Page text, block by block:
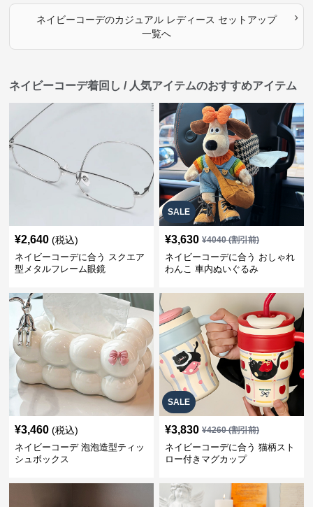
ネイビーコーデのカジュアル レディース セットアップ
一覧へ
›
ネイビーコーデ着回し / 人気アイテムのおすすめアイテム
¥2,640 (税込)
ネイビーコーデに合う スクエア
型メタルフレーム眼鏡
SALE
¥3,630 ¥4040(割引前)
ネイビーコーデに合う おしゃれ
わんこ 車内ぬいぐるみ
¥3,460 (税込)
ネイビーコーデ 泡泡造型ティッ
シュボックス
SALE
¥3,830 ¥4260(割引前)
ネイビーコーデに合う 猫柄スト
ロー付きマグカップ